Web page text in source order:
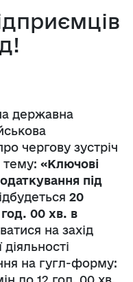
державна
чергову зустріч
тему: «Ключові
під
20
00 хв. в
на захід
на гугл-форму: